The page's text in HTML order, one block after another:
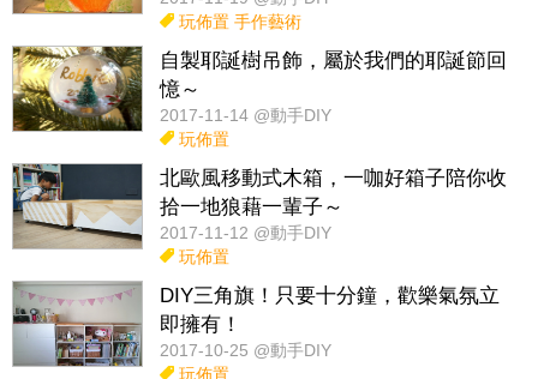
玩佈置 手作藝術
自製耶誕樹吊飾，屬於我們的耶誕節回
憶～
2017-11-14 @動手DIY
玩佈置
北歐風移動式木箱，一咖好箱子陪你收
拾一地狼藉一輩子～
2017-11-12 @動手DIY
玩佈置
DIY三角旗！只要十分鐘，歡樂氣氛立
即擁有！
2017-10-25 @動手DIY
玩佈置